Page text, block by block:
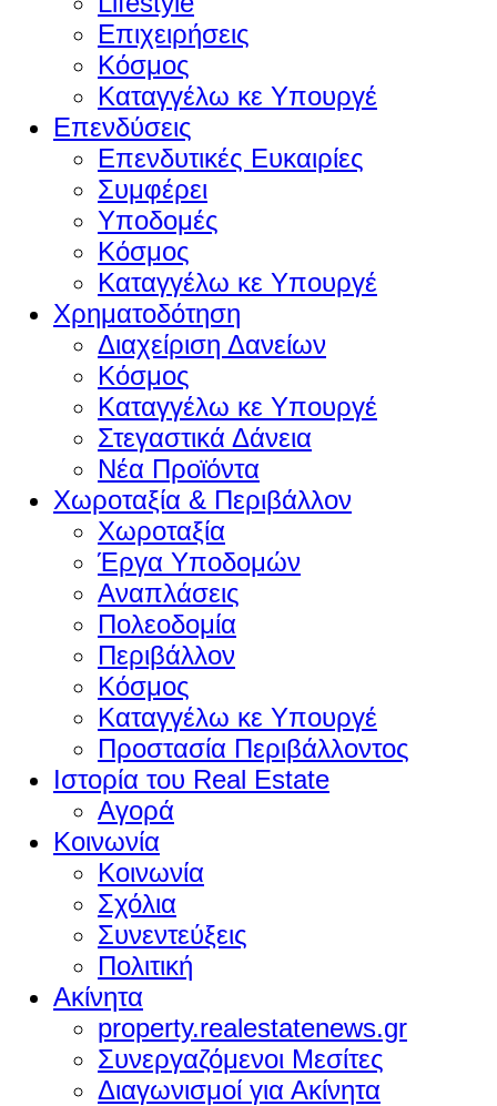
Επιχειρήσεις
Κόσμος
Καταγγέλω κε Υπουργέ
Επενδύσεις
Επενδυτικές Ευκαιρίες
Συμφέρει
Υποδομές
Κόσμος
Καταγγέλω κε Υπουργέ
Χρηματοδότηση
Διαχείριση Δανείων
Κόσμος
Καταγγέλω κε Υπουργέ
Στεγαστικά Δάνεια
Νέα Προϊόντα
Χωροταξία & Περιβάλλον
Χωροταξία
Έργα Υποδομών
Αναπλάσεις
Πολεοδομία
Περιβάλλον
Κόσμος
Καταγγέλω κε Υπουργέ
Προστασία Περιβάλλοντος
Ιστορία του Real Estate
Αγορά
Κοινωνία
Κοινωνία
Σχόλια
Συνεντεύξεις
Πολιτική
Ακίνητα
property.realestatenews.gr
Συνεργαζόμενοι Μεσίτες
Διαγωνισμοί για Ακίνητα